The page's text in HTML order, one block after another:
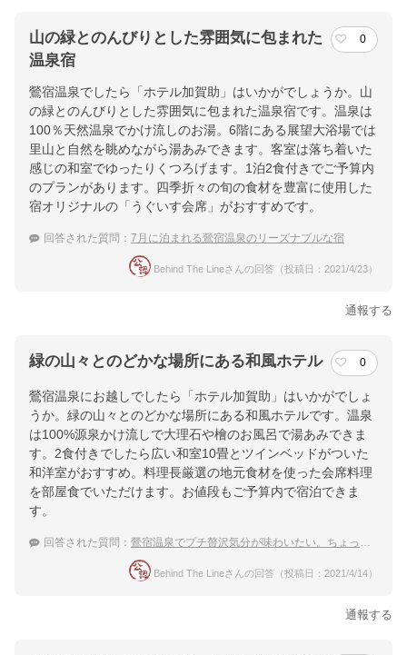
山の緑とのんびりとした雰囲気に包まれた
温泉宿
0
鶯宿温泉でしたら「ホテル加賀助」はいかがでしょうか。山
の緑とのんびりとした雰囲気に包まれた温泉宿です。温泉は
100％天然温泉でかけ流しのお湯。6階にある展望大浴場では
里山と自然を眺めながら湯あみできます。客室は落ち着いた
感じの和室でゆったりくつろげます。1泊2食付きでご予算内
のプランがあります。四季折々の旬の食材を豊富に使用した
宿オリジナルの「うぐいす会席」がおすすめです。
回答された質問： 7月に泊まれる鶯宿温泉のリーズナブルな宿
Behind The Lineさんの回答（投稿日：2021/4/23）
通報する
緑の山々とのどかな場所にある和風ホテル 0
鶯宿温泉にお越しでしたら「ホテル加賀助」はいかがでしょ
うか。緑の山々とのどかな場所にある和風ホテルです。温泉
は100%源泉かけ流しで大理石や檜のお風呂で湯あみできま
す。2食付きでしたら広い和室10畳とツインベッドがついた
和洋室がおすすめ。料理長厳選の地元食材を使った会席料理
を部屋食でいただけます。お値段もご予算内で宿泊できま
す。
回答された質問： 鶯宿温泉でプチ贅沢気分が味わいたい。ちょっと高級な温泉宿は？
Behind The Lineさんの回答（投稿日：2021/4/14）
通報する